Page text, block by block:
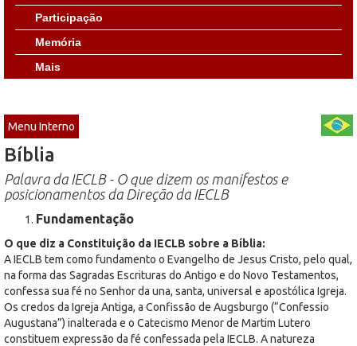
Participação
Memória
Mais
Menu Interno
Bíblia
Palavra da IECLB - O que dizem os manifestos e
posicionamentos da Direção da IECLB
Fundamentação
O que diz a Constituição da IECLB sobre a Bíblia:
A IECLB tem como fundamento o Evangelho de Jesus Cristo, pelo qual,
na forma das Sagradas Escrituras do Antigo e do Novo Testamentos,
confessa sua fé no Senhor da una, santa, universal e apostólica Igreja.
Os credos da Igreja Antiga, a Confissão de Augsburgo (“Confessio
Augustana”) inalterada e o Catecismo Menor de Martim Lutero
constituem expressão da fé confessada pela IECLB. A natureza